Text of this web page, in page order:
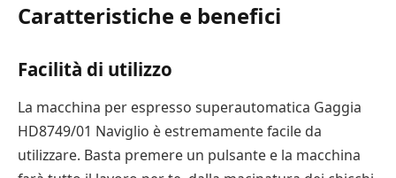
Caratteristiche e benefici
Facilità di utilizzo
La macchina per espresso superautomatica Gaggia
HD8749/01 Naviglio è estremamente facile da
utilizzare. Basta premere un pulsante e la macchina